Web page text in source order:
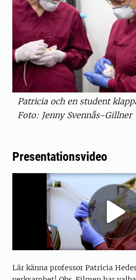
Patricia och en student
Foto: Jenny Svennås-Gillner
Presentationsvideo
Lär känna professor Patricia